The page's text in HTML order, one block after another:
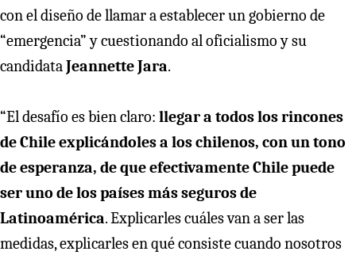
con el diseño de llamar a establecer un gobierno de
“emergencia” y cuestionando al oficialismo y su
candidataJeannette Jara.
“El desafío es bien claro: llegar a todos los rincones
de Chile explicándoles a los chilenos, con un tono
de esperanza, de que efectivamente Chile puede
ser uno de los países más seguros de
Latinoamérica. Explicarles cuáles van a ser las
medidas, explicarles en qué consiste cuando nosotros